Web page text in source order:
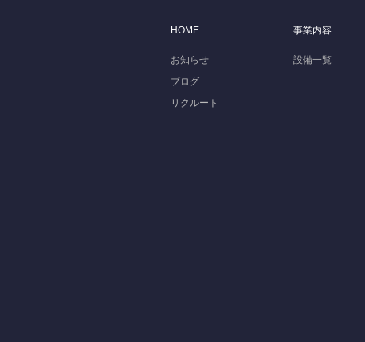
HOME
お知らせ
ブログ
リクルート
事業内容
設備一覧